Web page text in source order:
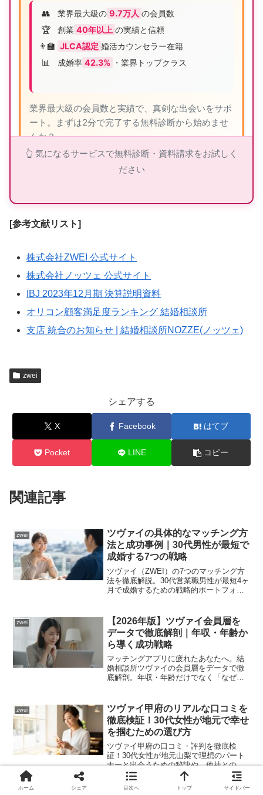
👥 業界最大級の 9.7万人 の会員数
🏆
創業 40年以上 の実績と信頼
👨‍🏫 JLCA認定 婚活カウンセラー在籍
📊
成婚率 42.3% ・業界トップクラス
業界最大級の会員数と実績で、真剣な出会いをサポ
ート。まずは2分で完了する無料診断から始めませ
んか？
ツヴァイの詳細を見る
の婚活専門
🎯 40代専門 のミドル・シニア婚活
📈
創業 25年 ・成婚率 9割以上
👥
在籍会員 9万人以上
40代からの婚活に特化した専門サポート。再婚・
初婚問わず、人生経験豊富なカウンセラーがサポー
ト。
エクセレンス青山をチェック
🌟 シーネット結婚相談所：IBJ Award 8期連
続受賞
IBJ Award 8期連続 受賞の実績
🚗
JR尻手駅徒歩 3分 ・無料駐車場
💰
月会費 8,000円 ・お見合い料無料
川崎・横浜エリアで評判の結婚相談所。男性女性カ
シーネット結婚相談所の詳細確認
👆 気になるサービスで無料診断・資料請求をお試しく
ださい
[参考文献リスト]
株式会社ZWEI 公式サイト
株式会社ノッツェ 公式サイト
IBJ 2023年12月期 決算説明資料
オリコン顧客満足度ランキング 結婚相談所
支店 統合のお知らせ | 結婚相談所NOZZE(ノッツェ)
zwei
シェアする
X Facebook はてブ
Pocket LINE コピー
関連記事
zwei
ツヴァイの具体的なマッチング方
法と成功事例｜30代男性が最短で
成婚する7つの戦略
ツヴァイ（ZWEI）の7つのマッチング方
法を徹底解説。30代営業職男性が最短4ヶ
月で成婚するための戦略的ポートフォリ
ない婚活」の具体策を公開します。
zwei
【2026年版】ツヴァイ会員層を
データで徹底解剖｜年収・年齢か
ら導く成功戦略
マッチングアプリに疲れたあなたへ。結
婚相談所ツヴァイの会員層をデータで徹
底解剖。年収・年齢だけでなく「なぜ質
婚活を次のステージへ。
zwei
ツヴァイ甲府のリアルな口コミを
徹底検証！30代女性が地元で幸せ
を掴むための選び方
ツヴァイ甲府の口コミ・評判を徹底検
証！30代女性が地元山梨で理想のパート
ナーと出会うための秘訣や、他社との料
金・サポート比較をプロの視点で解説し
ます。成婚料無料のメリットを活かし、
後悔しない婚活を始めるための活用法が
ホーム シェア 目次へ トップ サイドバー